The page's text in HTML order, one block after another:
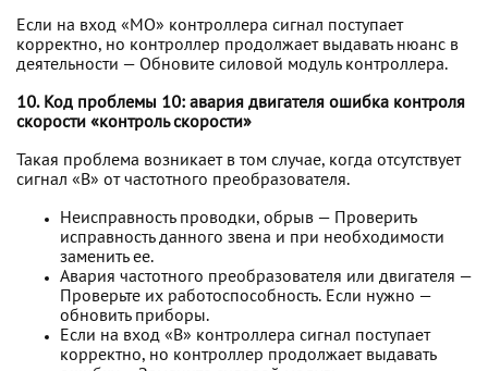
Если на вход «МО» контроллера сигнал поступает
корректно, но контроллер продолжает выдавать нюанс в
деятельности — Обновите силовой модуль контроллера.
10. Код проблемы 10: авария двигателя ошибка контроля
скорости «контроль скорости»
Такая проблема возникает в том случае, когда отсутствует
сигнал «B» от частотного преобразователя.
Неисправность проводки, обрыв — Проверить
исправность данного звена и при необходимости
заменить ее.
Авария частотного преобразователя или двигателя —
Проверьте их работоспособность. Если нужно —
обновить приборы.
Если на вход «В» контроллера сигнал поступает
корректно, но контроллер продолжает выдавать